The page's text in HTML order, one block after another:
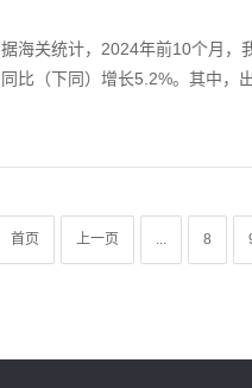
据海关统计，2024年前10个月，
同比（下同）增长5.2%。其中，
首页 上一页 ... 8